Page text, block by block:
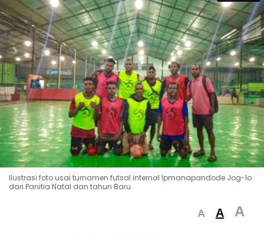
Ilustrasi foto usai turnamen futsal internal Ipmanapandode Jog-lo
dari Panitia Natal dan tahun Baru
A A A